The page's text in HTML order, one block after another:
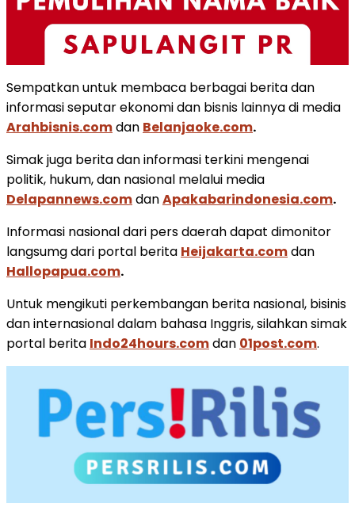
Sempatkan untuk membaca berbagai berita dan
informasi seputar ekonomi dan bisnis lainnya di media
Arahbisnis.comdan Belanjaoke.com.
Simak juga berita dan informasi terkini mengenai
politik, hukum, dan nasional melalui media
Delapannews.comdanApakabarindonesia.com.
Informasi nasional dari pers daerah dapat dimonitor
langsumg dari portal berita Heijakarta.comdan
Hallopapua.com.
Untuk mengikuti perkembangan berita nasional, bisinis
dan internasional dalam bahasa Inggris, silahkan simak
portal berita Indo24hours.comdan 01post.com.